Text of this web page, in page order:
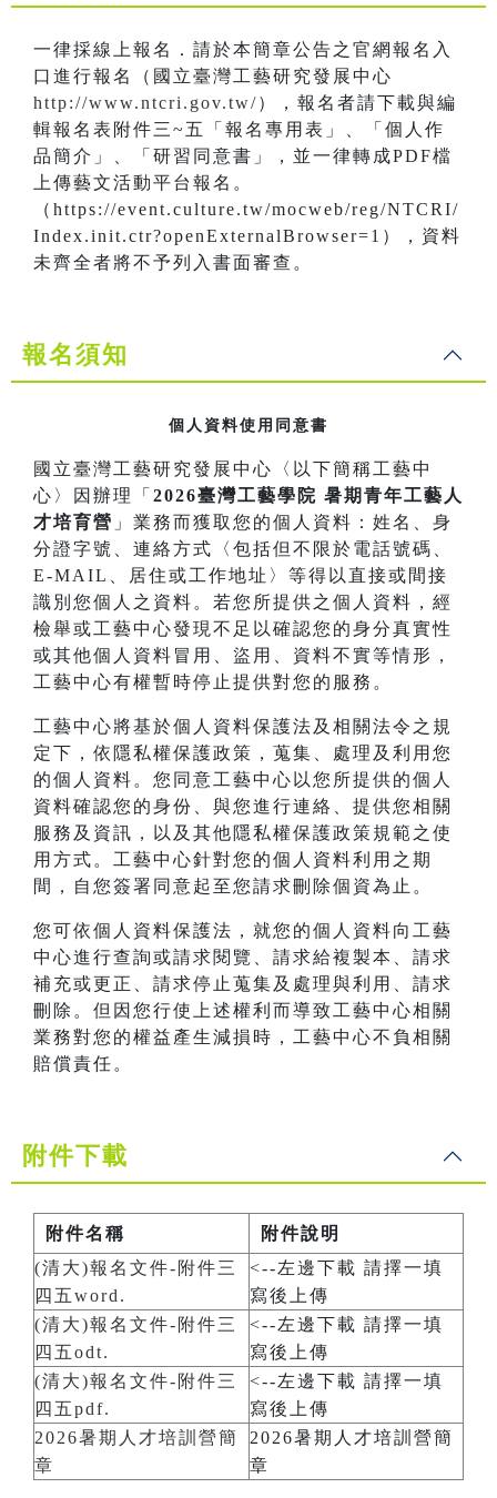
一律採線上報名．請於本簡章公告之官網報名入
口進行報名（國立臺灣工藝研究發展中心
http://www.ntcri.gov.tw/），報名者請下載與編
輯報名表附件三~五「報名專用表」、「個人作
品簡介」、「研習同意書」，並一律轉成PDF檔
上傳藝文活動平台報名。
（https://event.culture.tw/mocweb/reg/NTCRI/
Index.init.ctr?openExternalBrowser=1），資料
未齊全者將不予列入書面審查。
報名須知
個人資料使用同意書
國立臺灣工藝研究發展中心〈以下簡稱工藝中
心〉因辦理「 2026臺灣工藝學院 暑期青年工藝人
才培育營 」業務而獲取您的個人資料：姓名、身
分證字號、連絡方式〈包括但不限於電話號碼、
E-MAIL、居住或工作地址〉等得以直接或間接
識別您個人之資料。若您所提供之個人資料，經
檢舉或工藝中心發現不足以確認您的身分真實性
或其他個人資料冒用、盜用、資料不實等情形，
工藝中心有權暫時停止提供對您的服務。
工藝中心將基於個人資料保護法及相關法令之規
定下，依隱私權保護政策，蒐集、處理及利用您
的個人資料。您同意工藝中心以您所提供的個人
資料確認您的身份、與您進行連絡、提供您相關
服務及資訊，以及其他隱私權保護政策規範之使
用方式。工藝中心針對您的個人資料利用之期
間，自您簽署同意起至您請求刪除個資為止。
您可依個人資料保護法，就您的個人資料向工藝
中心進行查詢或請求閱覽、請求給複製本、請求
補充或更正、請求停止蒐集及處理與利用、請求
刪除。但因您行使上述權利而導致工藝中心相關
業務對您的權益產生減損時，工藝中心不負相關
賠償責任。
附件下載
附件名稱
附件說明
(清大)報名文件-附件三
四五word.
<--左邊下載 請擇一填
寫後上傳
(清大)報名文件-附件三
四五odt.
<--左邊下載 請擇一填
寫後上傳
(清大)報名文件-附件三
四五pdf.
<--左邊下載 請擇一填
寫後上傳
2026暑期人才培訓營簡
章
2026暑期人才培訓營簡
章